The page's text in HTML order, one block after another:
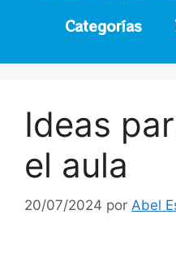
Categorías
Ideas
el aula
20/07/2024 por Abel